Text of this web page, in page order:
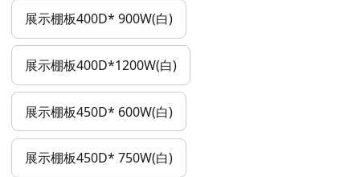
展示棚板400D* 900W(白)
展示棚板400D*1200W(白)
展示棚板450D* 600W(白)
展示棚板450D* 750W(白)